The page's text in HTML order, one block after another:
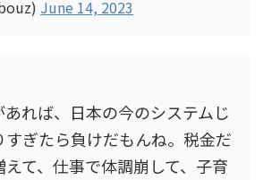
June 14, 2023
れば、日本の今のシステムじ
すぎたら負けだもんね。税金だ
て、仕事で体調崩して、子育